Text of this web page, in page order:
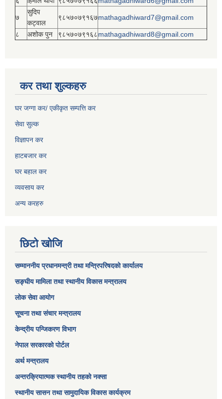
७
सुदिप
कट्वाल
९८५७०७९१६७mathagadhiward7@gmail.com
८ अशोक पुन ९८५७०७९१६८mathagadhiward8@gmail.com
कर तथा शुल्कहरु
घर जग्गा कर/ एकीकृत सम्पत्ति कर
सेवा सुल्क
विज्ञापन कर
हाटबजार कर
घर बहाल कर
व्यवसाय कर
अन्य करहरु
छिटो खोजि
सम्माननीय प्रधानमन्त्री तथा मन्त्रिपरिषद‌को कार्यालय
सङ्घीय मामिला तथा स्थानीय विकास मन्त्रालय
लोक सेवा आयोग
सूचना तथा संचार मन्त्रालय
केन्द्रीय पन्जिकरण विभाग
नेपाल सरकारको पोर्टल
अर्थ मन्त्रालय
अन्तरक्रियात्मक स्थानीय तहको नक्सा
स्थानीय सासन तथा सामुदायिक विकास कार्यक्रम